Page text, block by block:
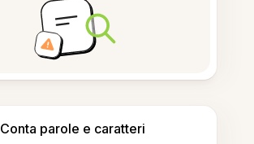
Conta parole e caratteri